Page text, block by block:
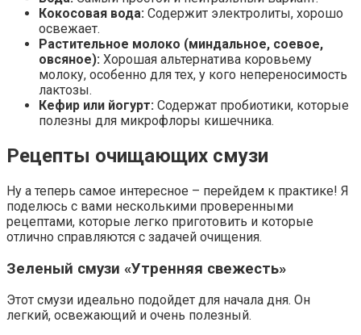
Кокосовая вода: Содержит электролиты, хорошо
освежает.
Растительное молоко (миндальное, соевое,
овсяное): Хорошая альтернатива коровьему
молоку, особенно для тех, у кого непереносимость
лактозы.
Кефир или йогурт: Содержат пробиотики, которые
полезны для микрофлоры кишечника.
Рецепты очищающих смузи
Ну а теперь самое интересное – перейдем к практике! Я
поделюсь с вами несколькими проверенными
рецептами, которые легко приготовить и которые
отлично справляются с задачей очищения.
Зеленый смузи «Утренняя свежесть»
Этот смузи идеально подойдет для начала дня. Он
легкий, освежающий и очень полезный.